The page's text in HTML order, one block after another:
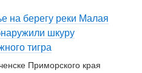
на берегу реки Малая
шкуру
тигра
Приморского края